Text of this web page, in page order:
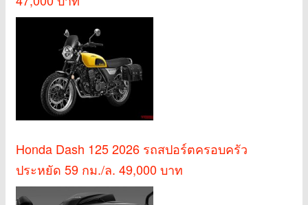
Honda Dash 125 2026 รถสปอร์ตครอบครัว
ประหยัด 59 กม./ล. 49,000 บาท